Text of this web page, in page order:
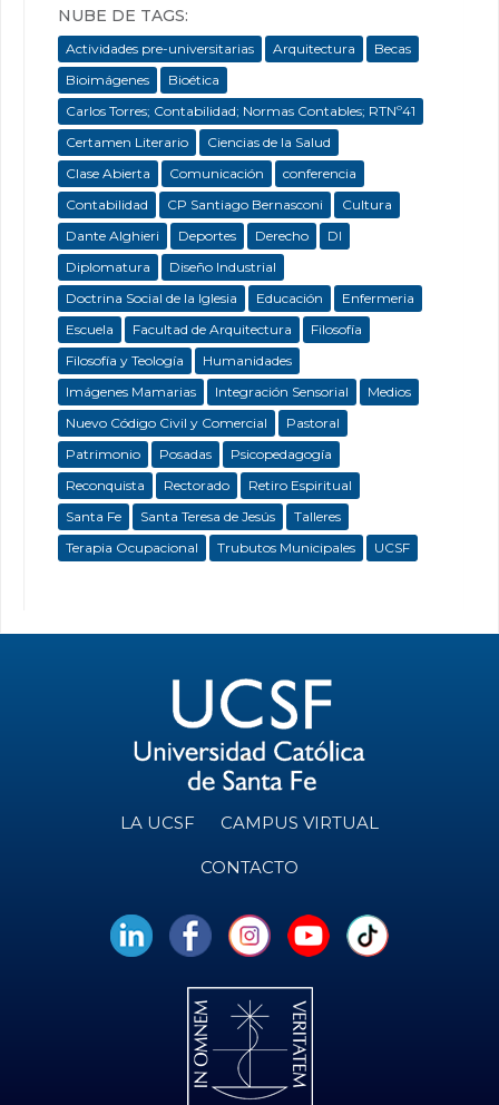
NUBE DE TAGS:
Actividades pre-universitarias Arquitectura
Becas
Bioimágenes
Bioética
Carlos Torres; Contabilidad; Normas Contables; RTNº41
Certamen Literario
Ciencias de la Salud
Clase Abierta
Comunicación
conferencia
Contabilidad
CP Santiago Bernasconi
Cultura
Dante Alghieri
Deportes Derecho
DI
Diplomatura
Diseño Industrial
Doctrina Social de la Iglesia
Educación
Enfermeria
Escuela
Facultad de Arquitectura
Filosofía
Filosofía y Teología
Humanidades
Imágenes Mamarias
Integración Sensorial
Medios
Nuevo Código Civil y Comercial
Pastoral
Patrimonio
Posadas
Psicopedagogía
Reconquista
Rectorado
Retiro Espiritual
Santa Fe
Santa Teresa de Jesús
Talleres
Terapia Ocupacional
Trubutos Municipales UCSF
LA UCSF CAMPUS VIRTUAL
CONTACTO